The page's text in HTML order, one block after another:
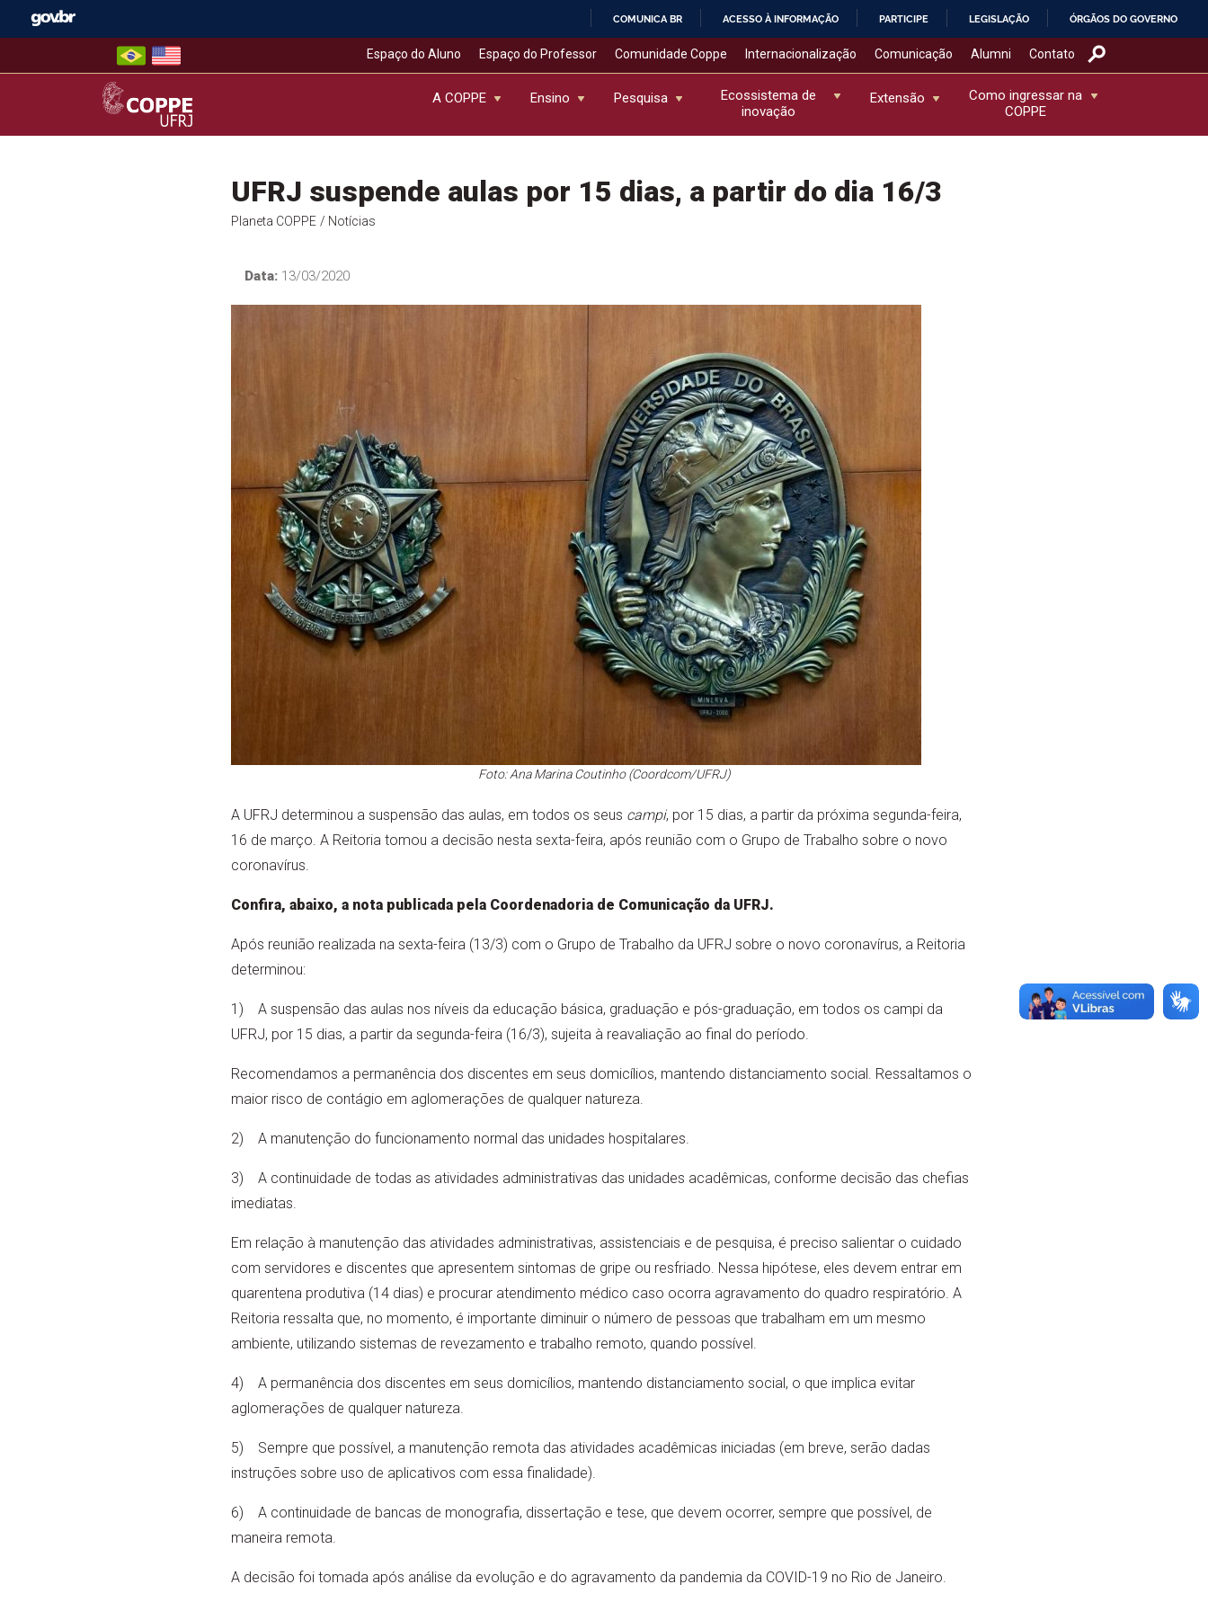
COMUNICA BR ACESSO À INFORMAÇÃO PARTICIPE LEGISLAÇÃO ÓRGÃOS DO GOVERNO
Espaço do Aluno Espaço do Professor Comunidade Coppe Internacionalização Comunicação Alumni Contato
COPPE – UFRJ
A COPPE Ensino Pesquisa
Ecossistema de
inovação
Extensão
Como ingressar na
COPPE
UFRJ suspende aulas por 15 dias, a partir do dia 16/3
Planeta COPPE / Notícias
Data:13/03/2020
Foto: Ana Marina Coutinho (Coordcom/UFRJ)
A UFRJ determinou a suspensão das aulas, em todos os seus campi, por 15 dias, a partir da próxima segunda-feira,
16 de março. A Reitoria tomou a decisão nesta sexta-feira, após reunião com o Grupo de Trabalho sobre o novo
coronavírus.
Confira, abaixo, a nota publicada pela Coordenadoria de Comunicação da UFRJ.
Após reunião realizada na sexta-feira (13/3) com o Grupo de Trabalho da UFRJ sobre o novo coronavírus, a Reitoria
determinou:
1) A suspensão das aulas nos níveis da educação básica, graduação e pós-graduação, em todos os campi da
UFRJ, por 15 dias, a partir da segunda-feira (16/3), sujeita à reavaliação ao final do período.
Recomendamos a permanência dos discentes em seus domicílios, mantendo distanciamento social. Ressaltamos o
maior risco de contágio em aglomerações de qualquer natureza.
2) A manutenção do funcionamento normal das unidades hospitalares.
3) A continuidade de todas as atividades administrativas das unidades acadêmicas, conforme decisão das chefias
imediatas.
Em relação à manutenção das atividades administrativas, assistenciais e de pesquisa, é preciso salientar o cuidado
com servidores e discentes que apresentem sintomas de gripe ou resfriado. Nessa hipótese, eles devem entrar em
quarentena produtiva (14 dias) e procurar atendimento médico caso ocorra agravamento do quadro respiratório. A
Reitoria ressalta que, no momento, é importante diminuir o número de pessoas que trabalham em um mesmo
ambiente, utilizando sistemas de revezamento e trabalho remoto, quando possível.
4) A permanência dos discentes em seus domicílios, mantendo distanciamento social, o que implica evitar
aglomerações de qualquer natureza.
5) Sempre que possível, a manutenção remota das atividades acadêmicas iniciadas (em breve, serão dadas
instruções sobre uso de aplicativos com essa finalidade).
6) A continuidade de bancas de monografia, dissertação e tese, que devem ocorrer, sempre que possível, de
maneira remota.
A decisão foi tomada após análise da evolução e do agravamento da pandemia da COVID-19 no Rio de Janeiro.